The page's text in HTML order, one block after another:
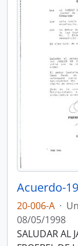
Acuerdo-
20-006-A ·
08/05/1998
SALUDAR AL